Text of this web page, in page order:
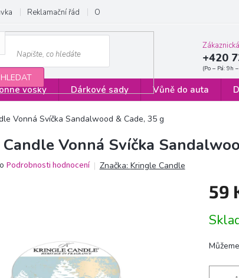
Reklamační řád Obchodní podmínky
HLEDAT
+420
vosky Dárkové sady Vůně do auta
Vonná Svíčka Sandalwood & Cade, 35 g
Vonná Svíčka
Podrobnosti hodnocení Značka: Kringle Candle
59
cena: